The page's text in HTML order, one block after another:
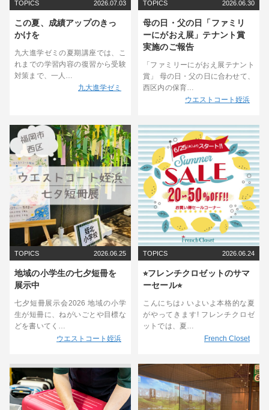
TOPICS 2026.07.03
この夏、成績アップのきっ
かけを
九大進学ゼミの夏期講座では、こ
れまでの学習内容の復習から受験
対策まで、一人…
九大進学ゼミ
TOPICS 2026.06.30
母の日・父の日「ファミリ
ーにがおえ展」テナント賞
実施のご報告
「ファミリーにがおえ展テナント
賞」 母の日・父の日に合わせて、
西区内の保育…
ウエストコート姪浜
TOPICS 2026.06.25
地域の小学生の七夕短冊を
展示中
七夕短冊展示会2026 地域の小学
生が短冊に、ねがいごとや目標な
どを書いてく…
ウエストコート姪浜
TOPICS 2026.06.24
⭐︎フレンチクロゼットのサマ
ーセール⭐︎
こんにちは♪ いよいよ本格的な夏
がやってきます! フレンチクロゼ
ットでは、夏…
French Closet